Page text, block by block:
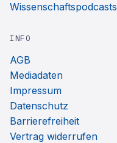
Wissenschaftspodcasts
INFO
AGB
Mediadaten
Impressum
Datenschutz
Barrierefreiheit
Vertrag widerrufen